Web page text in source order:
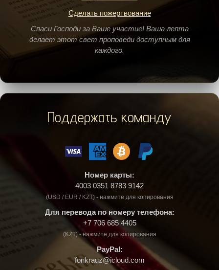
Сделать пожертвование
Спаси Господи за Ваше участие! Ваша лепта
делает этот свет проповеди доступным для
каждого.
Поддержать команду
Номер карты:
4003 0351 8783 9142
(USD / EUR / KZT) - нажмите для копирования
Для перевода по номеру телефона:
+7 706 685 4405
(KZT) - нажмите для копирования
PayPal:
fonkrauz@icloud.com